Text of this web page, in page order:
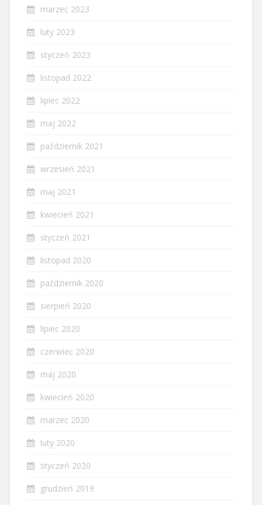
marzec 2023
luty 2023
styczeń 2023
listopad 2022
lipiec 2022
maj 2022
październik 2021
wrzesień 2021
maj 2021
kwiecień 2021
styczeń 2021
listopad 2020
październik 2020
sierpień 2020
lipiec 2020
czerwiec 2020
maj 2020
kwiecień 2020
marzec 2020
luty 2020
styczeń 2020
grudzień 2019